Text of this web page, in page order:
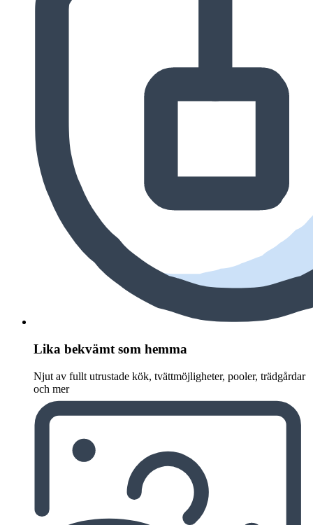
Lika bekvämt som hemma
Njut av fullt utrustade kök, tvättmöjligheter, pooler, trädgårdar
och mer